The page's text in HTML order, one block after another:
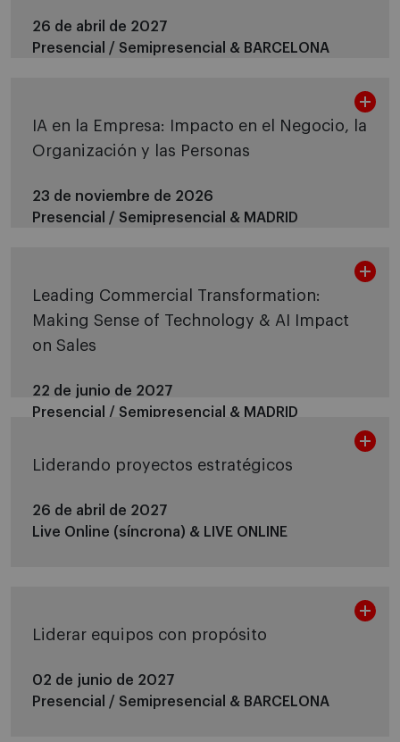
26 de abril de 2027
Presencial / Semipresencial & BARCELONA
IA en la Empresa: Impacto en el Negocio, la
Organización y las Personas
23 de noviembre de 2026
Presencial / Semipresencial & MADRID
Leading Commercial Transformation:
Making Sense of Technology & AI Impact
on Sales
22 de junio de 2027
Presencial / Semipresencial & MADRID
Liderando proyectos estratégicos
26 de abril de 2027
Live Online (síncrona) & LIVE ONLINE
Liderar equipos con propósito
02 de junio de 2027
Presencial / Semipresencial & BARCELONA